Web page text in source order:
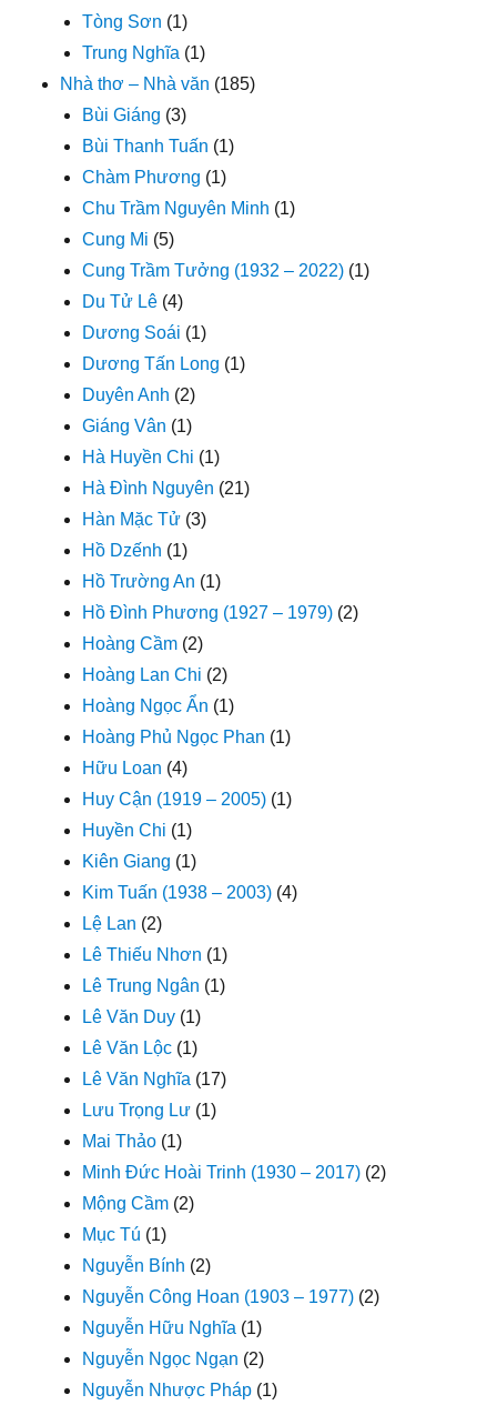
Tòng Sơn (1)
Trung Nghĩa (1)
Nhà thơ – Nhà văn (185)
Bùi Giáng (3)
Bùi Thanh Tuấn (1)
Chàm Phương (1)
Chu Trầm Nguyên Minh (1)
Cung Mi (5)
Cung Trầm Tưởng (1932 – 2022) (1)
Du Tử Lê (4)
Dương Soái (1)
Dương Tấn Long (1)
Duyên Anh (2)
Giáng Vân (1)
Hà Huyền Chi (1)
Hà Đình Nguyên (21)
Hàn Mặc Tử (3)
Hồ Dzếnh (1)
Hồ Trường An (1)
Hồ Đình Phương (1927 – 1979) (2)
Hoàng Cầm (2)
Hoàng Lan Chi (2)
Hoàng Ngọc Ẩn (1)
Hoàng Phủ Ngọc Phan (1)
Hữu Loan (4)
Huy Cận (1919 – 2005) (1)
Huyền Chi (1)
Kiên Giang (1)
Kim Tuấn (1938 – 2003) (4)
Lệ Lan (2)
Lê Thiếu Nhơn (1)
Lê Trung Ngân (1)
Lê Văn Duy (1)
Lê Văn Lộc (1)
Lê Văn Nghĩa (17)
Lưu Trọng Lư (1)
Mai Thảo (1)
Minh Đức Hoài Trinh (1930 – 2017) (2)
Mộng Cầm (2)
Mục Tú (1)
Nguyễn Bính (2)
Nguyễn Công Hoan (1903 – 1977) (2)
Nguyễn Hữu Nghĩa (1)
Nguyễn Ngọc Ngạn (2)
Nguyễn Nhược Pháp (1)